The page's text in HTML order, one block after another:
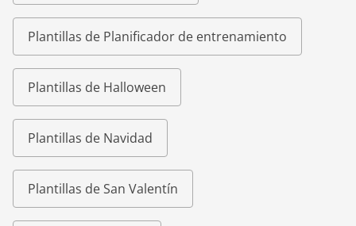
Plantillas de Planificador de entrenamiento
Plantillas de Halloween
Plantillas de Navidad
Plantillas de San Valentín